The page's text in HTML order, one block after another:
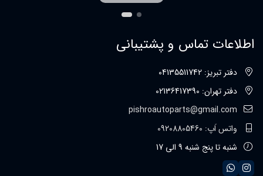
اطلاعات تماس و پشتیبانی
دفتر تبریز: 04135511742
دفتر تهران: 02136417390
pishroautoparts@gmail.com
واتس اَپ: 09208805460
شنبه تا پنج شنبه 9 الی 17